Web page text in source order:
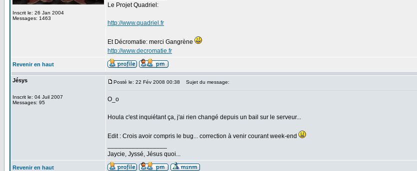
Inscrit le: 26 Jan 2004
Messages: 1463
Le Projet Quadriel:
http://www.quadriel.fr
Et Décromatie: merci Gangrène
http://www.decromatie.fr
Revenir en haut
Jésys
Inscrit le: 04 Juil 2007
Messages: 95
Posté le: 22 Fév 2008 00:38 Sujet du message:
O_o
Houla c'est inquiétant ça, j'ai rien changé depuis un bail sur le serveur...
Edit : Crois avoir compris le bug... correction à venir courant week-end
Jaycie, Jyssé, Jésus quoi...
Revenir en haut